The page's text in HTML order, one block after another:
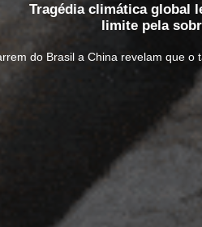
Tragédia climática global
limite pela
do Brasil a China revelam que